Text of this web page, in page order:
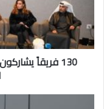
الكويت
الوطنية
للروبوتات
الثالثة
بـ«العلوم» 130 فريقاً